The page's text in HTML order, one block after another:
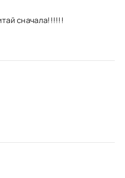
сначала!!!!!!